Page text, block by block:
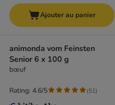
Ajouter au panier
animonda vom Feinsten
Senior 6 x 100 g
bœuf
Rating: 4.6/5 (51)